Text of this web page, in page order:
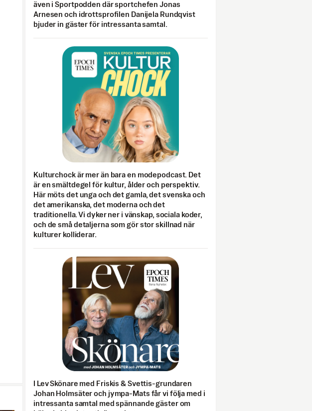
även i Sportpodden där sportchefen Jonas
Arnesen och idrottsprofilen Danijela Rundqvist
bjuder in gäster för intressanta samtal.
Kulturchock är mer än bara en modepodcast. Det
är en smältdegel för kultur, ålder och perspektiv.
Här möts det unga och det gamla, det svenska och
det amerikanska, det moderna och det
traditionella. Vi dyker ner i vänskap, sociala koder,
och de små detaljerna som gör stor skillnad när
kulturer kolliderar.
I Lev Skönare med Friskis & Svettis-grundaren
Johan Holmsäter och jympa-Mats får vi följa med i
intressanta samtal med spännande gäster om